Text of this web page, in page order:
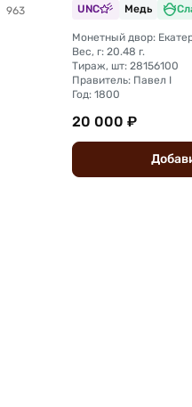
UNC Медь
Монетный двор:
Вес, г: 20.48 г.
Тираж, шт: 28156100
Правитель: Павел I
Год: 1800
20 000 ₽